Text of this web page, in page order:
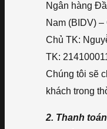
Ngân hàng
Nam (BIDV)
Chủ TK:
TK:
Chúng tôi sẽ
khách trong
2. Thanh